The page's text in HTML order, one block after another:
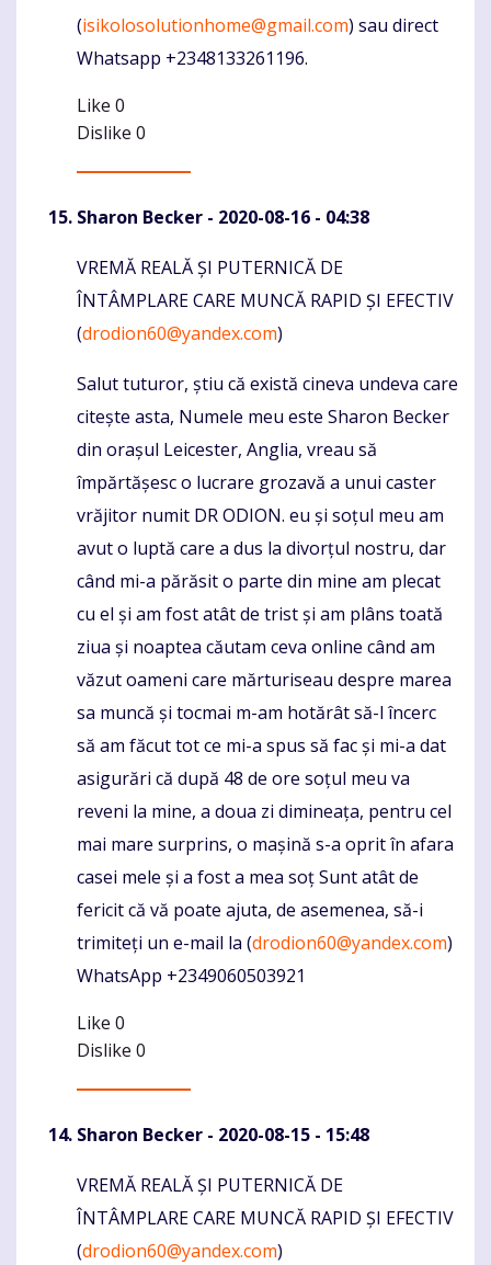
(isikolosolutionhome@gmail.com) sau direct
Whatsapp +2348133261196.
Like 0
Dislike 0
Sharon Becker - 2020-08-16 - 04:38
Komentaras
VREMĂ REALĂ ȘI PUTERNICĂ DE
ÎNTÂMPLARE CARE MUNCĂ RAPID ȘI EFECTIV
(drodion60@yandex.com)
Salut tuturor, știu că există cineva undeva care
citește asta, Numele meu este Sharon Becker
din orașul Leicester, Anglia, vreau să
împărtășesc o lucrare grozavă a unui caster
vrăjitor numit DR ODION. eu și soțul meu am
avut o luptă care a dus la divorțul nostru, dar
când mi-a părăsit o parte din mine am plecat
cu el și am fost atât de trist și am plâns toată
ziua și noaptea căutam ceva online când am
văzut oameni care mărturiseau despre marea
sa muncă și tocmai m-am hotărât să-l încerc
să am făcut tot ce mi-a spus să fac și mi-a dat
asigurări că după 48 de ore soțul meu va
reveni la mine, a doua zi dimineața, pentru cel
mai mare surprins, o mașină s-a oprit în afara
casei mele și a fost a mea soț Sunt atât de
fericit că vă poate ajuta, de asemenea, să-i
trimiteți un e-mail la (drodion60@yandex.com)
WhatsApp +2349060503921
Like 0
Dislike 0
Sharon Becker - 2020-08-15 - 15:48
Komentaras
VREMĂ REALĂ ȘI PUTERNICĂ DE
ÎNTÂMPLARE CARE MUNCĂ RAPID ȘI EFECTIV
(drodion60@yandex.com)